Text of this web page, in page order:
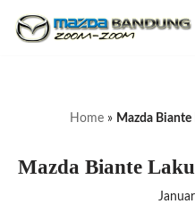
Home» Mazda
Mazda Biante